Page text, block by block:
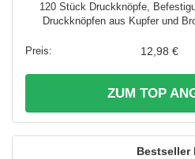
120 Stück Druckknöpfe,
Druckknöpfen aus Kupfer und
12,98 €
ZUM TOP